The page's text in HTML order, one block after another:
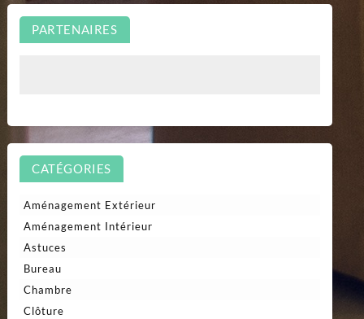
PARTENAIRES
CATÉGORIES
Aménagement Extérieur
Aménagement Intérieur
Astuces
Bureau
Chambre
Clôture